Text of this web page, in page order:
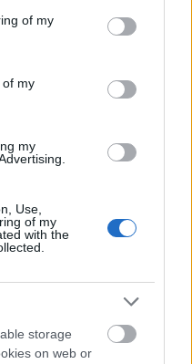
You may click to
its third-party tags to
in below Google
of my
of my
my
Use,
of my
with the
storage
on web or
és jelzőlámpás
bővítik
jó hírű református
szakasz indult be a